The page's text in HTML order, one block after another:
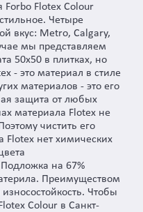
Forbo Flotex Colour
Четыре
вкус: Metro, Calgary,
мы представляем
50x50 в плитках, но
- это материал в стиле
материалов - это его
защита от любых
материала Flotex не
чистить его
Flotex нет химических
на 67%
Преимуществом
Чтобы
Colour в Санкт-